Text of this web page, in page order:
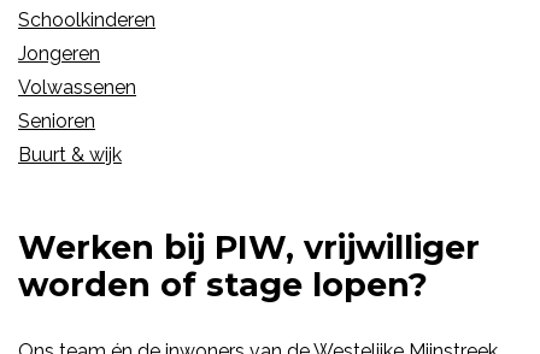
Schoolkinderen
Jongeren
Volwassenen
Senioren
Buurt & wijk
Werken bij PIW, vrijwilliger
worden of stage lopen?